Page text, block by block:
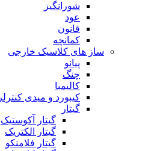
شورانگیز
عود
قانون
کمانچه
ساز های کلاسیک خارجی
پیانو
چنگ
کالیمبا
کیبورد و میدی کنترلر
گیتار
گیتار آکوستیک
گیتار الکتریک
گیتار فلامنکو